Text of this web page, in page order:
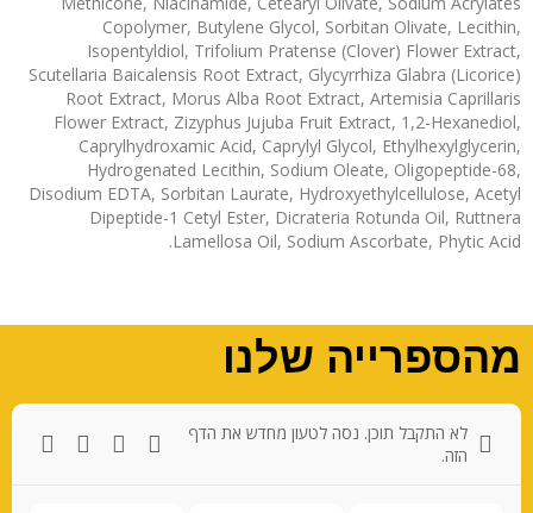
Copolymer, Butylene Glycol, Sorbitan Olivate, Lecithin,
Isopentyldiol, Trifolium Pratense (Clover) Flower Extract,
Scutellaria Baicalensis Root Extract, Glycyrrhiza Glabra (Licorice)
Root Extract, Morus Alba Root Extract, Artemisia Caprillaris
Flower Extract, Zizyphus Jujuba Fruit Extract, 1,2-Hexanediol,
Caprylhydroxamic Acid, Caprylyl Glycol, Ethylhexylglycerin,
Hydrogenated Lecithin, Sodium Oleate, Oligopeptide-68,
Disodium EDTA, Sorbitan Laurate, Hydroxyethylcellulose, Acetyl
Dipeptide-1 Cetyl Ester, Dicrateria Rotunda Oil, Ruttnera
Lamellosa Oil, Sodium Ascorbate, Phytic Acid.
מהספרייה שלנו
לא התקבל תוכן. נסה לטעון מחדש את הדף
הזה.